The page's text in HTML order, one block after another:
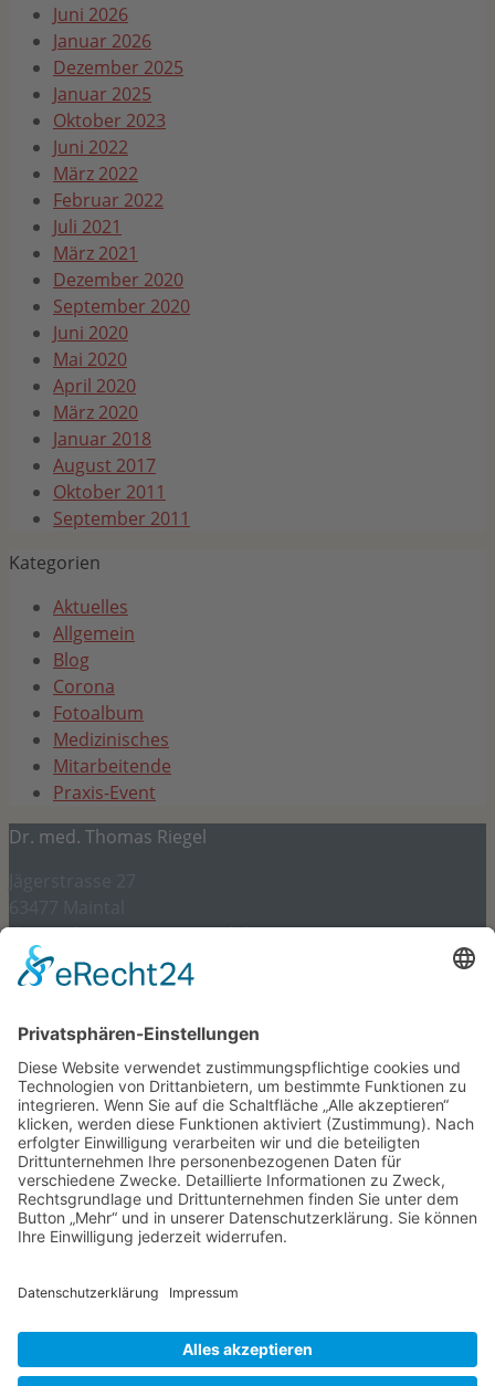
Juni 2026
Januar 2026
Dezember 2025
Januar 2025
Oktober 2023
Juni 2022
März 2022
Februar 2022
Juli 2021
März 2021
Dezember 2020
September 2020
Juni 2020
Mai 2020
April 2020
März 2020
Januar 2018
August 2017
Oktober 2011
September 2011
Kategorien
Aktuelles
Allgemein
Blog
Corona
Fotoalbum
Medizinisches
Mitarbeitende
Praxis-Event
Dr. med. Thomas Riegel
dr.riegel@internist-maintal.de
06181 – 945 97 97
Impressum
Datenschutz
Datenverarbeitung durch soziale Netzwerke
Kontakt
Cookie-Einstellungen
Aktuelles und Themen
April 2026 -Frau Daniela Greh, unsere „Dani“ – im
Juni 2026 – Frau Astrid Mann kommt ins Team